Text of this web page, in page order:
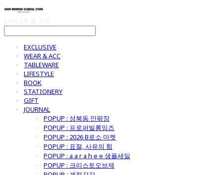
EXCLUSIVE
WEAR & ACC
TABLEWARE
LIFESTYLE
BOOK
STATIONERY
GIFT
JOURNAL
POPUP : 성북동 안팎장
POPUP : 프로퍼빌롱잉즈
POPUP : 2026 B로소 마켓
POPUP : 표절, 사유의 힘
POPUP : a a r a h e e 샘플세일
POPUP : 크리스토오브제